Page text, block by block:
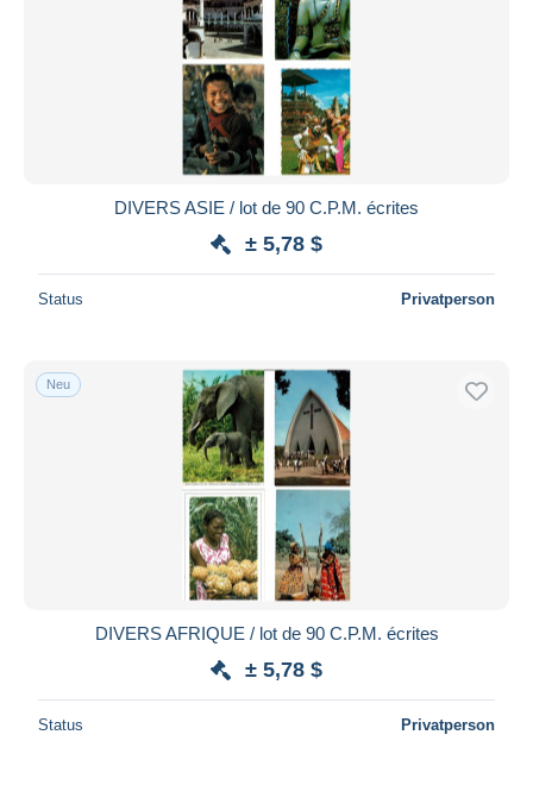
DIVERS ASIE / lot de 90 C.P.M. écrites
± 5,78 $
Status Privatperson
Neu
DIVERS AFRIQUE / lot de 90 C.P.M. écrites
± 5,78 $
Status Privatperson